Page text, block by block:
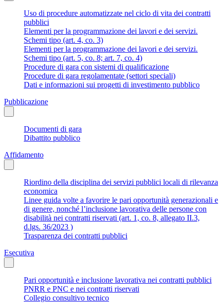
Uso di procedure automatizzate nel ciclo di vita dei contratti
pubblici
Elementi per la programmazione dei lavori e dei servizi.
Schemi tipo (art. 4, co. 3)
Elementi per la programmazione dei lavori e dei servizi.
Schemi tipo (art. 5, co. 8; art. 7, co. 4)
Procedure di gara con sistemi di qualificazione
Procedure di gara regolamentate (settori speciali)
Dati e informazioni sui progetti di investimento pubblico
Pubblicazione
Documenti di gara
Dibattito pubblico
Affidamento
Riordino della disciplina dei servizi pubblici locali di rilevanza
economica
Linee guida volte a favorire le pari opportunità generazionali e
di genere, nonché l’inclusione lavorativa delle persone con
disabilità nei contratti riservati (art. 1, co. 8, allegato II.3,
d.lgs. 36/2023 )
Trasparenza dei contratti pubblici
Esecutiva
Pari opportunità e inclusione lavorativa nei contratti pubblici
PNRR e PNC e nei contratti riservati
Collegio consultivo tecnico